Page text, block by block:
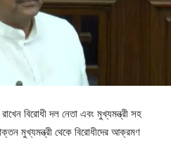
বিরোধী দল নেতা এবং মুখ্যমন্ত্রী সহ
মুখ্যমন্ত্রী থেকে বিরোধীদের আক্রমণ